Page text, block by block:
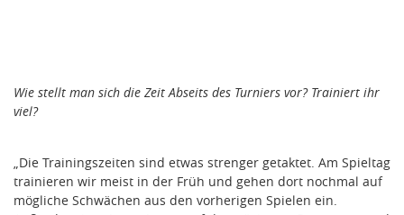
Wie stellt man sich die Zeit Abseits des Turniers vor? Trainiert ihr
viel?
„Die Trainingszeiten sind etwas strenger getaktet. Am Spieltag
trainieren wir meist in der Früh und gehen dort nochmal auf
mögliche Schwächen aus den vorherigen Spielen ein.